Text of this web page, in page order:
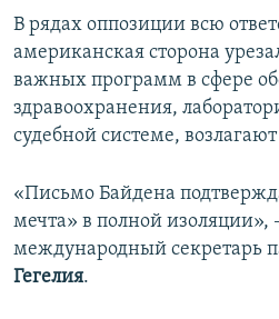
В рядах оппозиции всю
американская сторона
важных программ в сфере
здравоохранения,
судебной системе, возлагают
«Письмо Байдена
мечта» в полной изоляции»,
международный секретарь
Гегелия.